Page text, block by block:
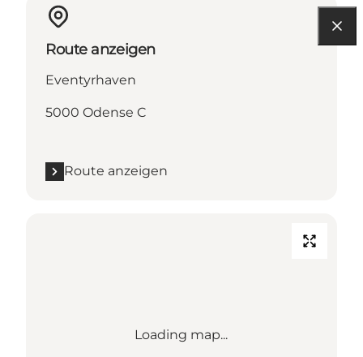
Route anzeigen
Eventyrhaven
5000 Odense C
Route anzeigen
Loading map...